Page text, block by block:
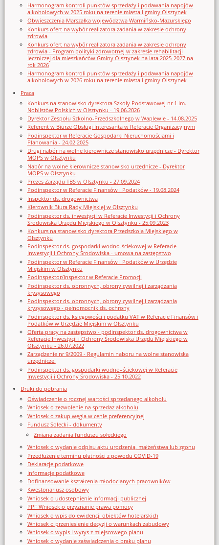
Harmonogram kontroli punktów sprzedaży i podawania napojów
alkoholowych w 2025 roku na terenie miasta i gminy Olsztynek
Obwieszczenia Marszałka województwa Warmińsko-Mazurskiego
Konkurs ofert na wybór realizatora zadania w zakresie ochrony
zdrowia
Konkurs ofert na wybór realizatora zadania w zakresie ochrony
zdrowia - Program polityki zdrowotnej w zakresie rehabilitacji
leczniczej dla mieszkańców Gminy Olsztynek na lata 2025-2027 na
rok 2026
Harmonogram kontroli punktów sprzedaży i podawania napojów
alkoholowych w 2026 roku na terenie miasta i gminy Olsztynek
Praca
Konkurs na stanowisko dyrektora Szkoły Podstawowej nr 1 im.
Noblistów Polskich w Olsztynku - 19.06.2026
Dyrektor Zespołu Szkolno-Przedszkolnego w Waplewie - 14.08.2025
Referent w Biurze Obsługi Interesanta w Referacie Organizacyjnym
Podinspektor w Referacie Gospodarki Nieruchomościami i
Planowania - 24.02.2025
Drugi nabór na wolne kierownicze stanowisko urzędnicze - Dyrektor
MOPS w Olsztynku
Nabór na wolne kierownicze stanowisko urzędnicze - Dyrektor
MOPS w Olsztynku
Prezes Zarządu TBS w Olsztynku - 27.09.2024
Podinspektor w Referacie Finansów i Podatków - 19.08.2024
Inspektor ds. drogownictwa
Kierownik Biura Rady Miejskiej w Olsztynku
Podinspektor ds. inwestycji w Referacie Inwestycji i Ochrony
Środowiska Urzędu Miejskiego w Olsztynku - 25.09.2023
Konkurs na stanowisko dyrektora Przedszkola Miejskiego w
Olsztynku
Podinspektor ds. gospodarki wodno-ściekowej w Referacie
Inwestycji i Ochrony Środowiska - umowa na zastępstwo
Podinspektor w Referacie Finansów i Podatków w Urzędzie
Miejskim w Olsztynku
Podinspektor/inspektor w Referacie Promocji
Podinspektor ds. obronnych, obrony cywilnej i zarządzania
kryzysowego
Podinspektor ds. obronnych, obrony cywilnej i zarządzania
kryzysowego - pełnomocnik ds. ochrony
Podinspektor ds. księgowości i podatku VAT w Referacie Finansów i
Podatków w Urzędzie Miejskim w Olsztynku
Oferta pracy na zastępstwo - podinspektor ds. drogownictwa w
Referacie Inwestycji i Ochrony Środowiska Urzędu Miejskiego w
Olsztynku - 26.07.2022
Zarządzenie nr 9/2009 - Regulamin naboru na wolne stanowiska
urzędnicze.
Podinspektor ds. gospodarki wodno–ściekowej w Referacie
Inwestycji i Ochrony Środowiska - 25.10.2022
Druki do pobrania
Oświadczenie o rocznej wartości sprzedanego alkoholu
Wniosek o zezwolenie na sprzedaz alkoholu
Wniosek o zakup węgla w cenie preferencyjnej
Fundusz Sołecki - dokumenty
Zmiana zadania funduszu sołeckiego
Wniosek o wydanie odpisu aktu urodzenia, małżeństwa lub zgonu
Przedłużenie terminu płatności z powodu COVID-19
Deklaracje podatkowe
Informacje podatkowe
Dofinansowanie kształcenia młodocianych pracowników
Kwestonariusz osobowy
Wniosek o udostępnienie informacji publicznej
PPF Wniosek o przyznanie prawa pomocy
Wniosek o wpis do ewidencji obiektów hotelarskich
Wniosek o przeniesienie decyzji o warunkach zabudowy
Wniosek o wypis i wyrys z miejscowego planu
Wniosek o wydanie zaświadczenia o braku planu